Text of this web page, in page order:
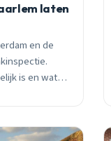
laten
en de
is en wat